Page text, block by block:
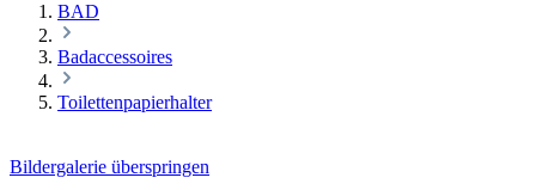
BAD
Badaccessoires
Toilettenpapierhalter
Bildergalerie überspringen